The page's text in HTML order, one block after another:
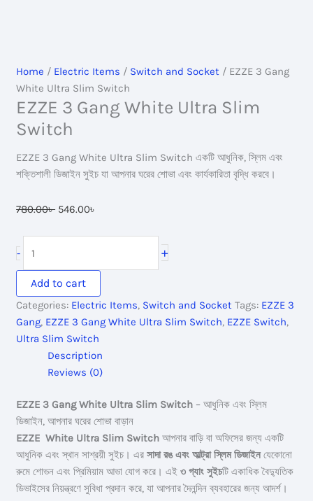
Home / Electric Items / Switch and Socket / EZZE 3 Gang
White Ultra Slim Switch
EZZE 3 Gang White Ultra Slim
Switch
EZZE 3 Gang White Ultra Slim Switch একটি আধুনিক, স্লিম এবং
শক্তিশালী ডিজাইন সুইচ যা আপনার ঘরের শোভা এবং কার্যকারিতা বৃদ্ধি করবে।
780.00৳ Original
546.00৳
-
Gang
White
Ultra
Slim
Switch
quantity
+
Add to cart
Categories: Electric Items, Switch and Socket Tags: EZZE 3
Gang, EZZE 3 Gang White Ultra Slim Switch, EZZE Switch,
Ultra Slim Switch
Description
Reviews (0)
EZZE 3 Gang White Ultra Slim Switch – আধুনিক এবং স্লিম
ডিজাইন, আপনার ঘরের শোভা বাড়ান
EZZE White Ultra Slim Switch আপনার বাড়ি বা অফিসের জন্য একটি
আধুনিক এবং স্থান সাশ্রয়ী সুইচ। এরসাদা রঙ এবং আল্ট্রা স্লিম ডিজাইনযেকোনো
রুমে শোভন এবং প্রিমিয়াম আভা যোগ করে। এই৩ গ্যাং সুইচটি একাধিক বৈদ্যুতিক
ডিভাইসের নিয়ন্ত্রণে সুবিধা প্রদান করে, যা আপনার দৈনন্দিন ব্যবহারের জন্য আদর্শ।